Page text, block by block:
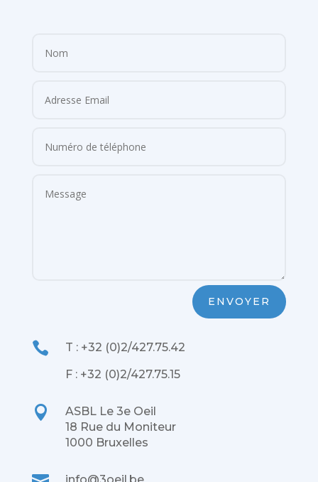
ENVOYER

T : +32 (0)2/427.75.42
F : +32 (0)2/427.75.15

ASBL Le 3e Oeil
18 Rue du Moniteur
1000 Bruxelles